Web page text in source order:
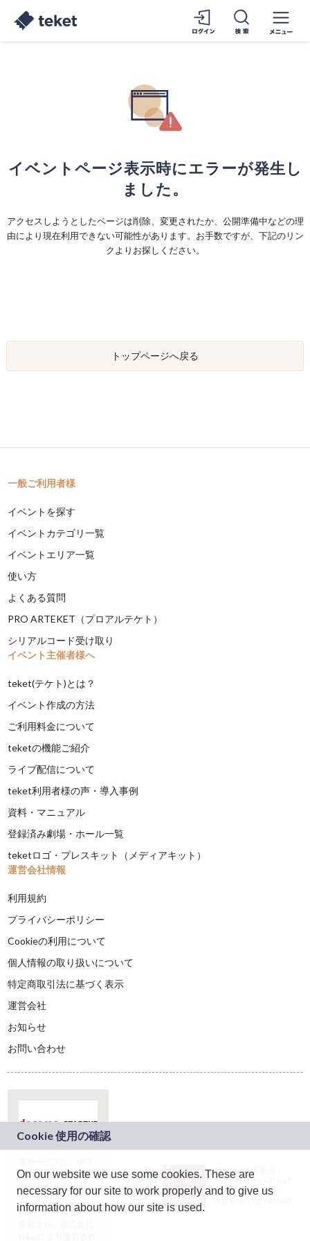
イベントページ表示時にエラーが発生し
ました。
アクセスしようとしたページは削除、変更されたか、公開準備中などの理
由により現在利用できない可能性があります。お手数ですが、下記のリン
クよりお探しください。
トップページへ戻る
一般ご利用者様
イベントを探す
イベントカテゴリ一覧
イベントエリア一覧
使い方
よくある質問
PRO ARTEKET（プロアルテケト）
シリアルコード受け取り
イベント主催者様へ
teket(テケト)とは？
イベント作成の方法
ご利用料金について
teketの機能ご紹介
ライブ配信について
teket利用者様の声・導入事例
資料・マニュアル
登録済み劇場・ホール一覧
teketロゴ・プレスキット（メディアキット）
運営会社情報
利用規約
プライバシーポリシー
Cookieの利用について
個人情報の取り扱いについて
特定商取引法に基づく表示
運営会社
お知らせ
お問い合わせ
ドコモグループの新
規事業創出プログラ
ム「docomo
STARTUP」を通じて
JASRAC許諾番号：
9024936001Y45037
JASRAC許諾番号：
On our website we use some cookies. These are
necessary for our site to work properly and to give us
information about how our site is used.